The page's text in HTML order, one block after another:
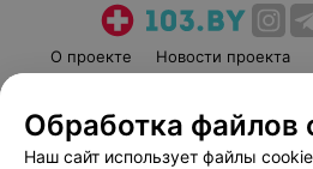
О проекте Новости проекта
Пользовательское соглашение
Вакансии
Обработка файлов
Наш сайт использует файлы